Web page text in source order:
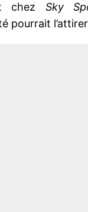
chez Sky
pourrait